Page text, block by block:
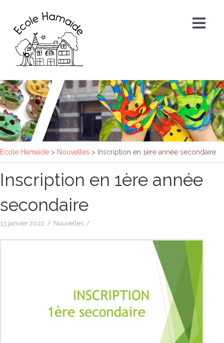
Ecole Hamaïde > Nouvelles > Inscription en 1ère année secondaire
Inscription en 1ère année
secondaire
13 janvier 2022 / Nouvelles /